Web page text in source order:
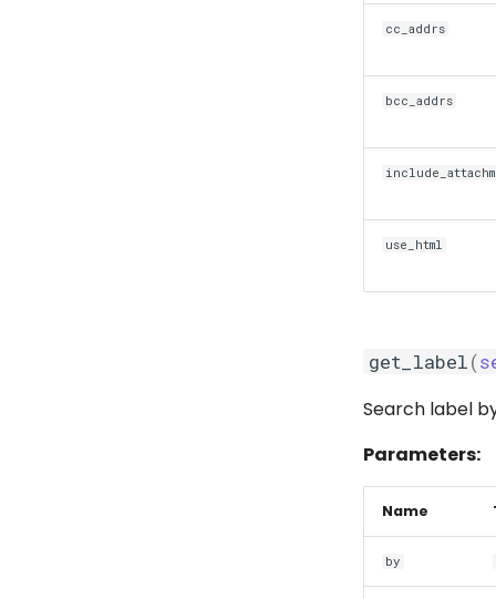
cc_addrs
bcc_addrs
use_html
get_label(
Search label
Parameters:
Name
by